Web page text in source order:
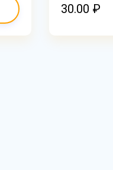
30.00 ₽